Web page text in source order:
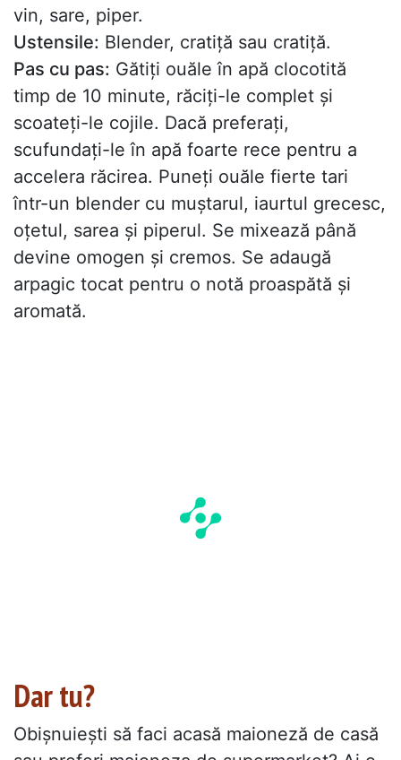
vin, sare, piper.
Ustensile: Blender, cratiță sau cratiță.
Pas cu pas: Gătiți ouăle în apă clocotită
timp de 10 minute, răciți-le complet și
scoateți-le cojile. Dacă preferați,
scufundați-le în apă foarte rece pentru a
accelera răcirea. Puneți ouăle fierte tari
într-un blender cu muștarul, iaurtul grecesc,
oțetul, sarea și piperul. Se mixează până
devine omogen și cremos. Se adaugă
arpagic tocat pentru o notă proaspătă și
aromată.
Dar tu?
Obișnuiești să faci acasă maioneză de casă